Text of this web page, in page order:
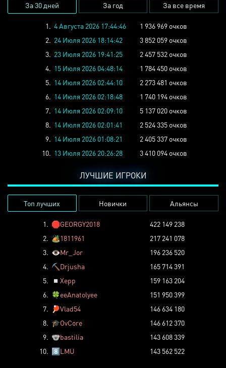
За 30 дней За год За все время
1. 4 Августа 2026 17:44:46
1 936 969 очков
2. 24 Июля 2026 18:14:42
3 852 059 очков
3. 23 Июля 2026 19:41:25
2 457 532 очков
4. 15 Июля 2026 04:48:14
1 784 450 очков
5. 14 Июля 2026 02:44:10
2 273 481 очков
6. 14 Июля 2026 02:18:48
1 740 194 очков
7. 14 Июля 2026 02:09:10
5 137 020 очков
8. 14 Июля 2026 02:01:41
2 524 335 очков
9. 14 Июля 2026 01:08:21
2 405 337 очков
10. 13 Июля 2026 20:26:28 3 410 094 очков
ЛУЧШИЕ ИГРОКИ
Топ лучших Новички Альянсы
1. 🛑GEORGY2018
422 149 238
2. 🏕️1811961
217 241 078
3. 👁️Mr_Jor
196 236 520
4. ⛏️ Drjusha
165 714 391
5.
◽ Xepp
159 163 204
6. 🍀eeAnatolyee
151 950 399
7.
🏓Vlad54
146 634 180
8. 🎓OvCore
146 612 370
9. 🐨bastilia
143 608 339
10. 8️⃣LMU 143 562 522